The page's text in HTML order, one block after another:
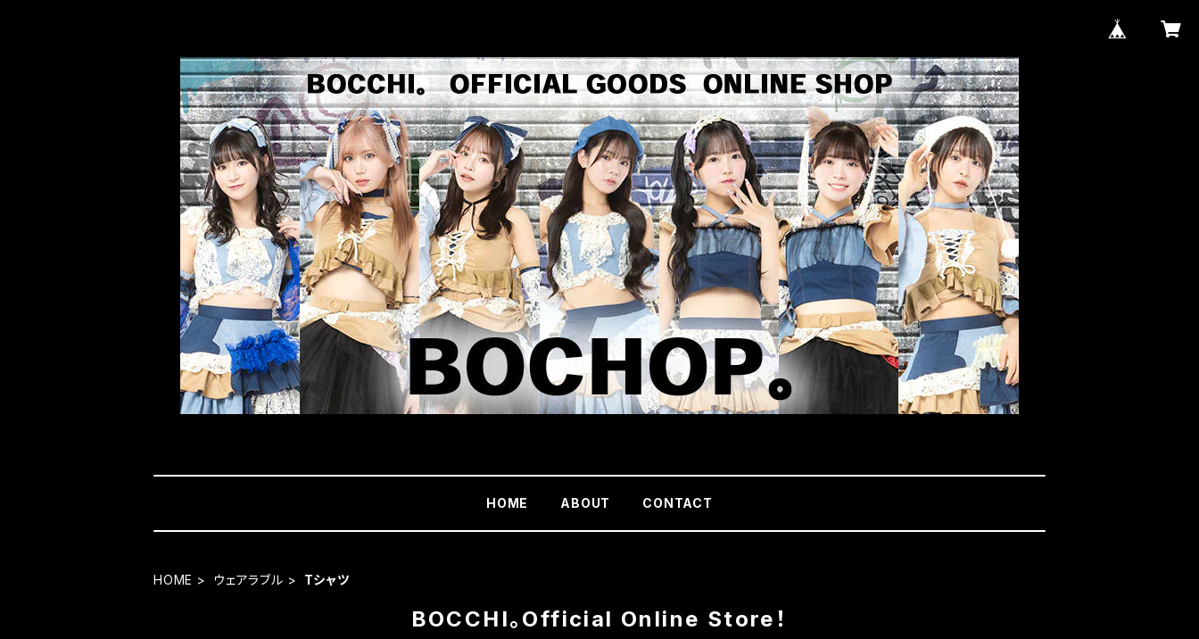
HOME ABOUT CONTACT
HOME ウェアラブル Tシャツ
BOCCHI。Official Online Store！